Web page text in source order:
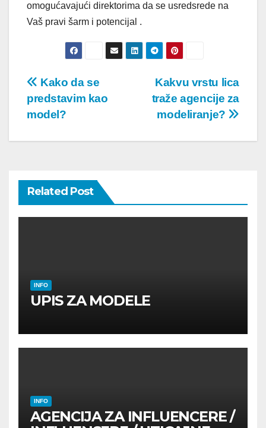
omogućavajući direktorima da se usredsrede na
Vaš pravi šarm i potencijal .
Post
navigation
Kakvu vrstu lica
traže agencije za
modeliranje?
Kako da se
predstavim kao
model?
Related Post
INFO
UPIS ZA MODELE
INFO
AGENCIJA ZA INFLUENCERE /